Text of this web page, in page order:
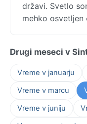
državi. Svetlo
mehko
Drugi meseci v
Vreme v januarju
Vreme v marcu
Vreme v juniju